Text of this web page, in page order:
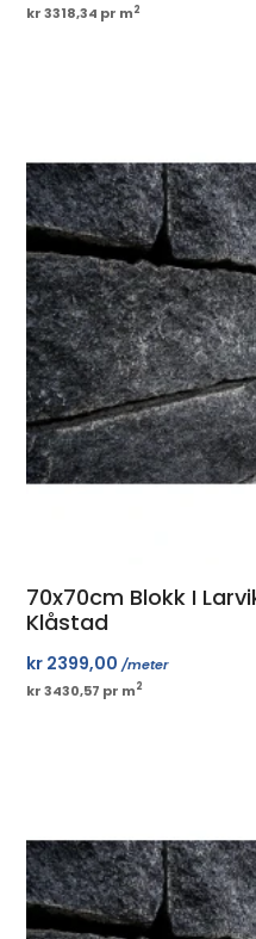
kr 3318,34 pr m2
70x70cm Blokk I
Klåstad
kr 2399,00 /meter
kr 3430,57 pr m2